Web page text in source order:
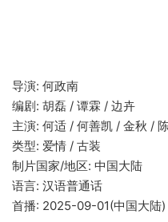
导演: 何政南
编剧: 胡磊 / 谭霖 / 边卉
主演: 何适 / 何善凯 / 金秋 /
类型: 爱情 / 古装
制片国家/地区: 中国大陆
语言: 汉语普通话
首播: 2025-09-01(中国大陆)